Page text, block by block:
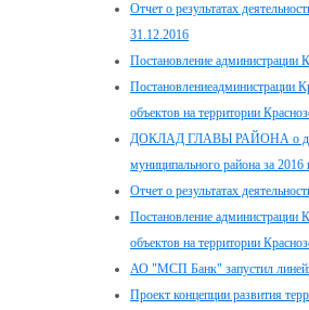
Отчет о результатах
31.12.2016
Постановление администрации
Постановлениеадминистрации
объектов на территории
ДОКЛАД ГЛАВЫ РАЙОНА о
муниципального района за
Отчет о результатах
Постановление администрации
объектов на территории
АО "МСП Банк" запустил
Проект концепции развития